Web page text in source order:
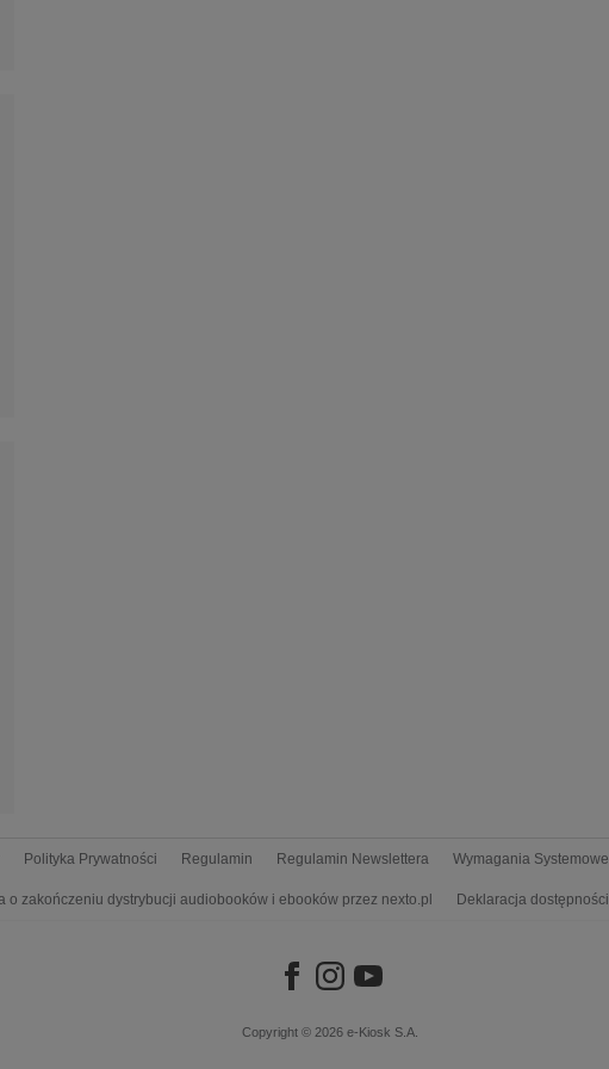
Polityka Prywatności Regulamin Regulamin Newslettera Wymagania Systemowe
o zakończeniu dystrybucji audiobooków i ebooków przez nexto.pl Deklaracja dostępności
Copyright © 2026 e-Kiosk S.A.